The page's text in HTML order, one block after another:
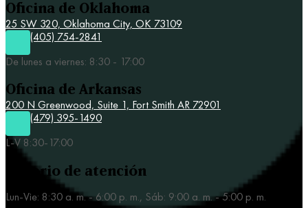
Oficina de Oklahoma
25 SW 320, Oklahoma City, OK 73109
(405) 754-2841
De lunes a viernes: 8:30 - 17:00
Oficina de Arkansas
200 N Greenwood, Suite 1, Fort Smith AR 72901
(479) 395-1490
L-V 8:30-17:00
Horario de atención
Lun-Vie: 8:30 a. m. - 6:00 p. m., Sáb: 9:00 a. m. - 5:00 p. m.